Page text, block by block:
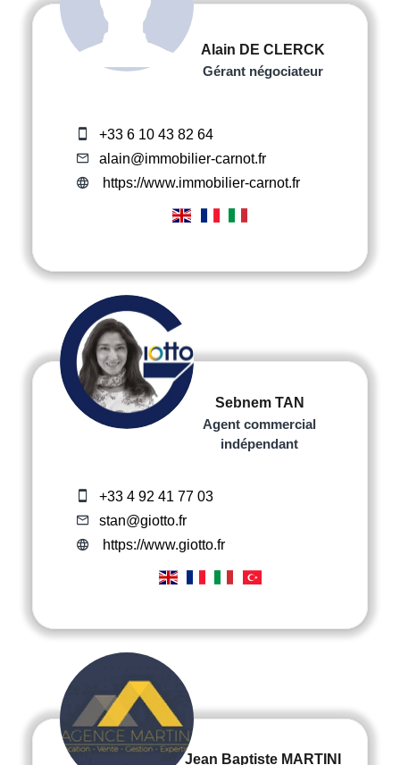
Alain DE CLERCK
Gérant négociateur
+33 6 10 43 82 64
alain@immobilier-carnot.fr
https://www.immobilier-carnot.fr
Sebnem TAN
Agent commercial
indépendant
+33 4 92 41 77 03
stan@giotto.fr
https://www.giotto.fr
Jean Baptiste MARTINI